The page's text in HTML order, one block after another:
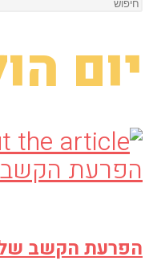
יום
הפרעת הקשב שלי